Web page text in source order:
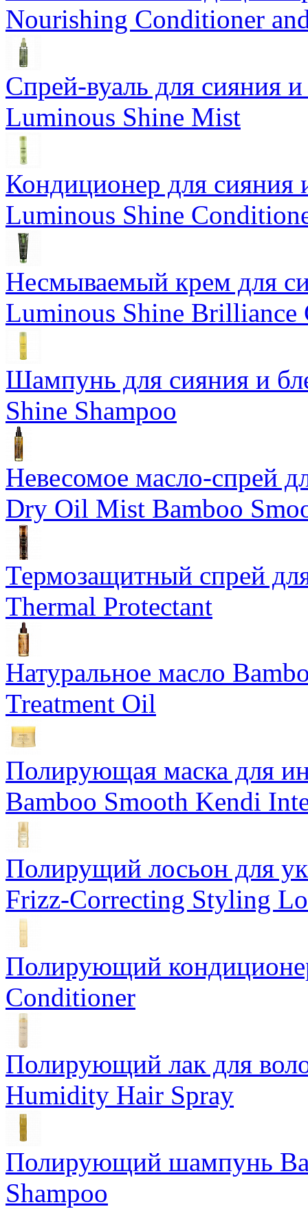
Nourishing Conditioner
Спрей-вуаль для сияния
Luminous Shine Mist
Кондиционер для сияния
Luminous Shine
Несмываемый крем для
Luminous Shine Brilliance
Шампунь для сияния и
Shine Shampoo
Невесомое масло-спрей
Dry Oil Mist Bamboo
Термозащитный спрей
Thermal Protectant
Натуральное масло
Treatment Oil
Полирующая маска для
Bamboo Smooth Kendi
Полирущий лосьон для
Frizz-Correcting Styling
Полирующий
Conditioner
Полирующий лак для
Humidity Hair Spray
Полирующий шампунь
Shampoo